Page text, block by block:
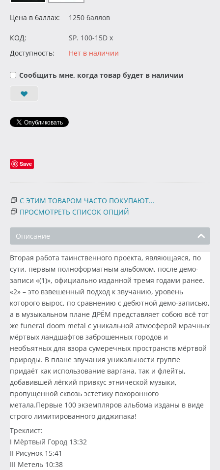
Цена в баллах: 1250 баллов
КОД:
SP. 100-15D x
Доступность:
Нет в наличии
Сообщить мне, когда товар будет в наличии
Save
С ЭТИМ ТОВАРОМ ЧАСТО ПОКУПАЮТ...
ПРОСМОТРЕТЬ СПИСОК ОПЦИЙ
Описание
Вторая работа таинственного проекта, являющаяся, по
сути, первым полноформатным альбомом, после демо-
записи «(1)», официально изданной тремя годами ранее.
«2» – это взвешенный подход к звучанию, уровень
которого вырос, по сравнению с дебютной демо-записью,
а в музыкальном плане ДРЁМ представляет собою всё тот
же funeral doom metal с уникальной атмосферой мрачных
мёртвых ландшафтов заброшенных городов и
необъятных для взора сумеречных пространств мёртвой
природы. В плане звучания уникальности группе
придаёт как использование варгана, так и флейты,
добавившей лёгкий привкус этнической музыки,
пропущенной сквозь эстетику похоронного
метала.Первые 100 экземпляров альбома изданы в виде
строго лимитированного диджипака!
Треклист:
I Мёртвый Город 13:32
II Рисунок 15:41
III Метель 10:38